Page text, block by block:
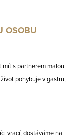
OSOBU
s partnerem malou
pohybuje v gastru,
vrací, dostáváme na